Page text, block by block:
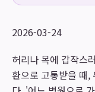
2026-03-24
허리나 목에 갑작스
환으로 고통받을 때,